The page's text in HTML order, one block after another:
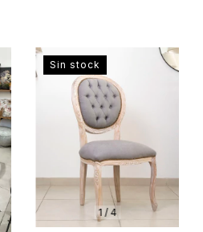
1 / 4
Sin stock